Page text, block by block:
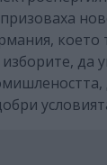
което
да